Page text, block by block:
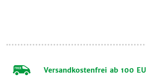
Versandkostenfrei ab 100